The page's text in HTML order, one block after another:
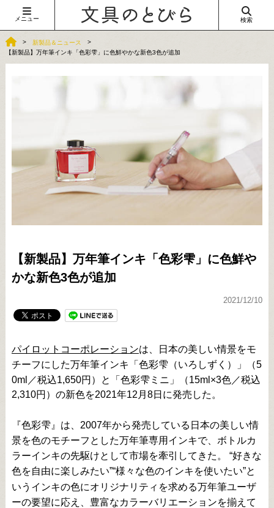
メニュー 検索
新製品＆ニュース
【新製品】万年筆インキ「色彩雫」に色鮮やかな新色3色が追加
【新製品】万年筆インキ「色彩雫」に色鮮や
かな新色3色が追加
2021/12/10
パイロットコーポレーションは、日本の美しい情景をモ
チーフにした万年筆インキ「色彩雫（いろしずく）」（5
0ml／税込1,650円）と「色彩雫ミニ」（15ml×3色／税込
2,310円）の新色を2021年12月8日に発売した。
『色彩雫』は、2007年から発売している日本の美しい情
景を色のモチーフとした万年筆専用インキで、ボトルカ
ラーインキの先駆けとして市場を牽引してきた。 “好きな
色を自由に楽しみたい”“様々な色のインキを使いたい”と
いうインキの色にオリジナリティを求める万年筆ユーザ
ーの要望に応え、豊富なカラーバリエーションを揃えて